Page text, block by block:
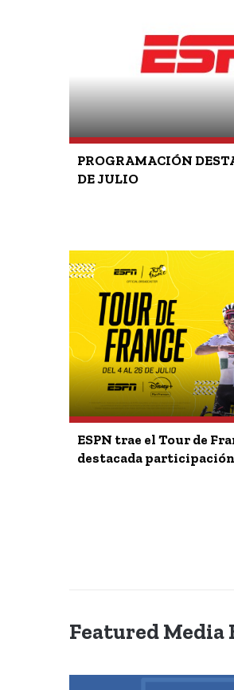
PROGRAMACIÓN
DE JULIO
ESPN trae el Tour de
destacada
Featured Media